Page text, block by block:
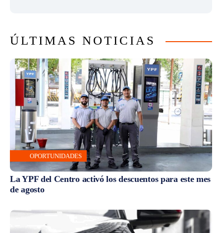
ÚLTIMAS NOTICIAS
OPORTUNIDADES
La YPF del Centro activó los descuentos para este mes
de agosto